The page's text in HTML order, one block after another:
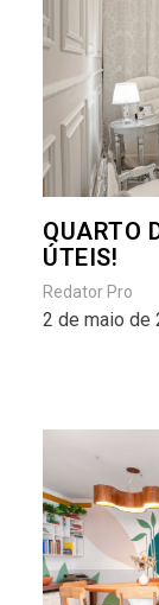
QUARTO
ÚTEIS!
Redator Pro
2 de maio de